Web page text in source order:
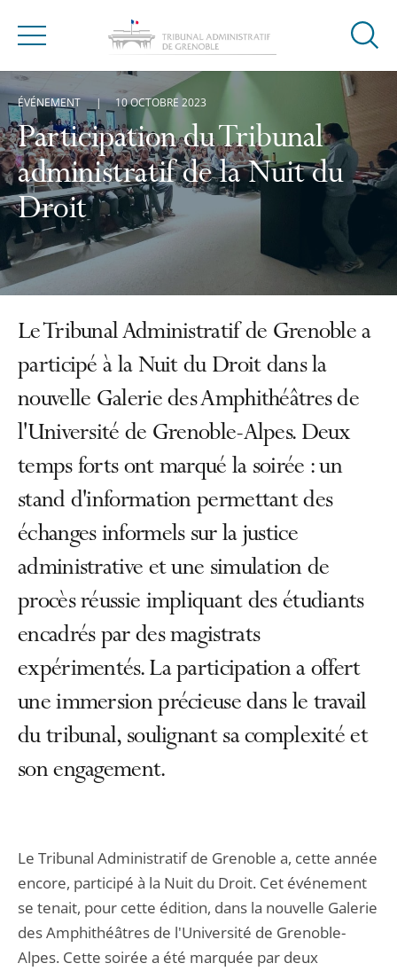
Menu
Ouvrir
Participation du Tribunal
administratif de la Nuit du
Droit
ÉVÉNEMENT 10 OCTOBRE 2023
Le Tribunal Administratif de Grenoble a
participé à la Nuit du Droit dans la
nouvelle Galerie des Amphithéâtres de
l'Université de Grenoble-Alpes. Deux
temps forts ont marqué la soirée : un
stand d'information permettant des
échanges informels sur la justice
administrative et une simulation de
procès réussie impliquant des étudiants
encadrés par des magistrats
expérimentés. La participation a offert
une immersion précieuse dans le travail
du tribunal, soulignant sa complexité et
son engagement.
Le Tribunal Administratif de Grenoble a, cette année
encore, participé à la Nuit du Droit. Cet événement
se tenait, pour cette édition, dans la nouvelle Galerie
des Amphithéâtres de l'Université de Grenoble-
Alpes. Cette soirée a été marquée par deux